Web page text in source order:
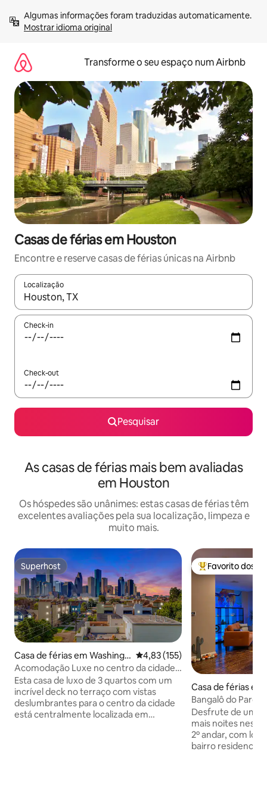
para
Mostrar idioma original
Transforme o seu espaço num Airbnb
Casas de férias em Houston
Encontre e reserve casas de férias únicas na Airbnb
Localização
Quando os resultados estiverem disponíveis, navegue com
Check-in
Check-out
Pesquisar
As casas de férias mais bem avaliadas
em Houston
Os hóspedes são unânimes: estas casas de férias têm
excelentes avaliações pela sua localização, limpeza e
muito mais.
Superhost
Superhost
Casa de férias em Washingt
on Avenue Coalition / Memo
rial Park
Classificação média de 4,83 em
4,83 (155)
Acomodação Luxe no centro da cidade
com vistas deslumbrantes em
Houston✨
Esta casa de luxo de 3 quartos com um
incrível deck no terraço com vistas
deslumbrantes para o centro da cidade
está centralmente localizada em
Favoritos dos
Favorito dos
Casa de férias
Bangalô do
king size, 2
Desfrute de um
mais noites neste
2º andar, com
bairro residencial